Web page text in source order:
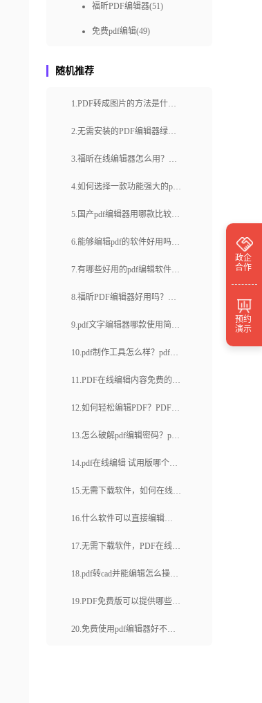
福昕PDF编辑器(51)
免费pdf编辑(49)
免费编辑pdf(46)
在线pdf编辑器(42)
PDF在线编辑器(41)
pdf编辑如何做(36)
随机推荐
1.PDF转成图片的方法是什
么？怎么打印pdf格式文件？
2.无需安装的PDF编辑器绿色
版真的存在吗？如何找到可信
3.福昕在线编辑器怎么用？福
昕在线编辑器有哪些特点？
4.如何选择一款功能强大的pdf
编辑器mac？如何在Mac系统上
5.国产pdf编辑器用哪款比较
好？如何直接修改pdf上的文
6.能够编辑pdf的软件好用吗？
在线编辑pdf软件怎么样？
7.有哪些好用的pdf编辑软件电
脑版？如何选择适合自己的pdf
8.福昕PDF编辑器好用吗？福
昕PDF编辑器有哪些功能？
9.pdf文字编辑器哪款使用简
单？如何在pdf上添加文字？
10.pdf制作工具怎么样？pdf制
作工具有哪些特点？
11.PDF在线编辑内容免费的工
具靠不靠谱？怎么在线编辑文
12.如何轻松编辑PDF？PDF在
线编辑器有哪些操作技巧？
13.怎么破解pdf编辑密码？pdf
转换成word文件需要哪些步
14.pdf在线编辑 试用版哪个
好？如何使用福昕云编辑给
15.无需下载软件，如何在线编
辑PDF文档？想要快速编辑
16.什么软件可以直接编辑
pdf？如何编辑pdf文件？
17.无需下载软件，PDF在线编
辑器XP真的能轻松编辑PDF
一？
18.pdf转cad并能编辑怎么操
作？如何使用合并pdf的工具？
19.PDF免费版可以提供哪些功
能？如何获取PDF免费版？
20.免费使用pdf编辑器好不好
政企
合作
预约
演示